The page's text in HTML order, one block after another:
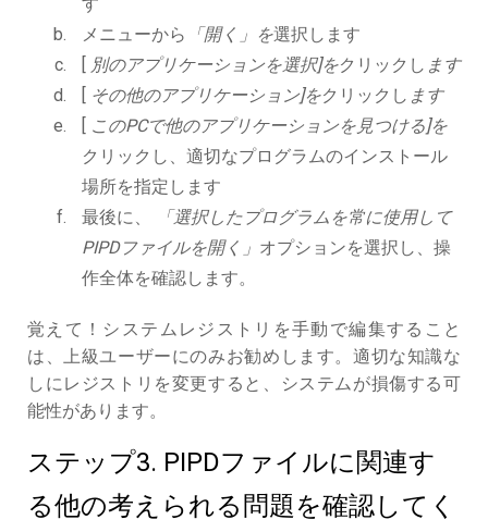
メニューから
「開く」を選択します
[ 別のアプリケーションを選択]をクリックし ます
[ その他のアプリケーション]をクリックし ます
[ このPCで他のアプリケーションを見つける]を
クリックし、適切なプログラムのインストール
場所を指定します
最後に、
「選択したプログラムを常に使用して
PIPDファイルを開く」 オプションを選択し、操
作全体を確認します。
覚えて！システムレジストリを手動で編集すること
は、上級ユーザーにのみお勧めします。適切な知識な
しにレジストリを変更すると、システムが損傷する可
能性があります。
ステップ3. PIPDファイルに関連す
る他の考えられる問題を確認してく